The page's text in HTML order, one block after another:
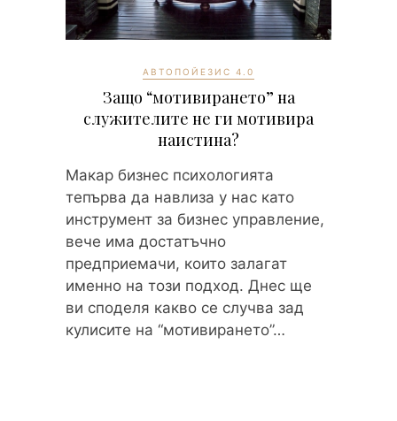
АВТОПОЙЕЗИС 4.0
Защо “мотивирането” на
служителите не ги мотивира
наистина?
Макар бизнес психологията
тепърва да навлиза у нас като
инструмент за бизнес управление,
вече има достатъчно
предприемачи, които залагат
именно на този подход. Днес ще
ви споделя какво се случва зад
кулисите на “мотивирането”…